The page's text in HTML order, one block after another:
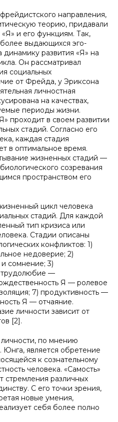
направления,
теорию, придавали
и его функциям. Так,
выдающихся эго-
динамику развития «Я» на
Он рассматривал
социальных
от Фрейда, у Эриксона
личностная
на качествах,
периоды жизни.
проходит в своем развитии
стадий. Согласно его
каждая стадия
в оптимальное время.
жизненных стадий —
созревания
пространством его
цикл человека
стадий. Для каждой
тип кризиса или
Стадии описаны
конфликтов: 1)
недоверие; 2)
сомнение; 3)
трудолюбие —
Я — ролевое
7) продуктивность —
Я — отчаяние.
личности зависит от
[2].
по мнению
Юнга, является обретение
к сознательному
человека. «Самость»
стремления различных
С его точки зрения,
новые умения,
себя более полно